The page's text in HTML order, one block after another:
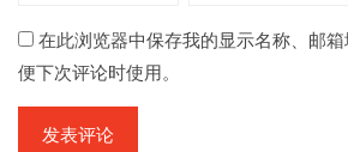
在此浏览器中保存我的显示名称、邮
便下次评论时使用。